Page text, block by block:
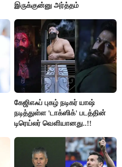
இருக்குன்னு அர்த்தம்
கேஜிஎஃப் புகழ் நடிகர் யாஷ்
நடித்துள்ள 'டாக்‌ஸிக்' படத்தின்
டிரெய்லர் வெளியானது..!!